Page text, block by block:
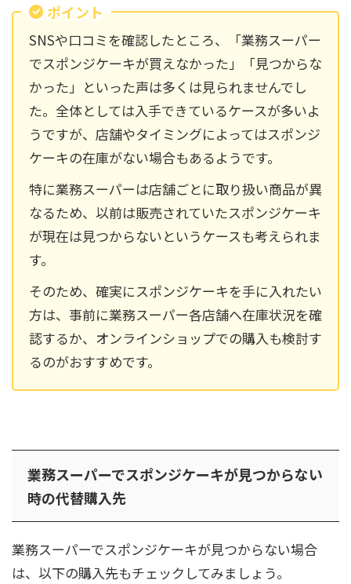
ポイント
SNSや口コミを確認したところ、「業務スーパー
でスポンジケーキが買えなかった」「見つからな
かった」といった声は多くは見られませんでし
た。全体としては入手できているケースが多いよ
うですが、店舗やタイミングによってはスポンジ
ケーキの在庫がない場合もあるようです。
特に業務スーパーは店舗ごとに取り扱い商品が異
なるため、以前は販売されていたスポンジケーキ
が現在は見つからないというケースも考えられま
す。
そのため、確実にスポンジケーキを手に入れたい
方は、事前に業務スーパー各店舗へ在庫状況を確
認するか、オンラインショップでの購入も検討す
るのがおすすめです。
業務スーパーでスポンジケーキが見つからない
時の代替購入先
業務スーパーでスポンジケーキが見つからない場合
は、以下の購入先もチェックしてみましょう。